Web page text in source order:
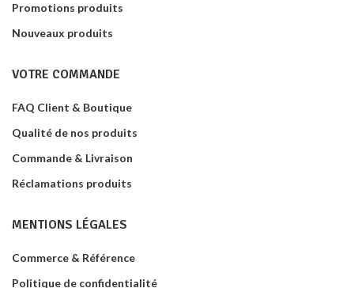
Promotions produits
Nouveaux produits
VOTRE COMMANDE
FAQ Client & Boutique
Qualité de nos produits
Commande & Livraison
Réclamations produits
MENTIONS LÉGALES
Commerce & Référence
Politique de confidentialité